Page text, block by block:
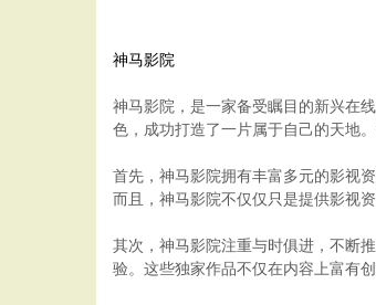
神马影院
神马影院，是一家备受瞩目的新兴在
色，成功打造了一片属于自己的天地
首先，神马影院拥有丰富多元的影视
而且，神马影院不仅仅只是提供影视
其次，神马影院注重与时俱进，不断
验。这些独家作品不仅在内容上富有